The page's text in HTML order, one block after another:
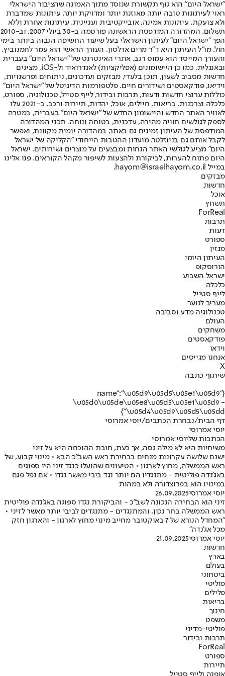
"ישראל היום" הוא גוף תקשורת שנוסד מתוך האמונה שהציבור הישראלי
ראוי לעיתונות טובה יותר, מאוזנת יותר ומדויקת יותר. עיתונות שמדברת
ולא צועקת. עיתונות אמינה, אובייקטיבית ועניינית. עיתונות אחרת וללא
תשלום. המהדורה המודפסת הראשונה פורסמה ב-30 ביולי 2007, וב-2010
הפך "ישראל היום" לעיתון הישראלי בעל שיעור החשיפה הגבוה ביותר בימי
חול. מו"ל העיתון היא ד"ר מרים אדלסון. העורך הראשי הוא עמר לחמנוביץ,
והעורך המייסד הוא עמוס רגב. אתרי האינטרנט של "ישראל היום" בעברית
ובאנגלית, כמו כן היישומונים (אפליקציות) לאנדרואיד ול-iOS, מציגים
חדשות מסביב לשעון, תוכן בלעדי, מבזקים ועדכונים, ניתוחים ופרשנויות,
וידיאו, פודקאסטים ושידורים חיים. פלטפורמות הדיגיטל של "ישראל היום"
כוללות ערוצי חדשות ודעות, תרבות ובידור, לייף סטייל, טכנולוגיה, ספורט,
כלכלה וצרכנות, בריאות, חיילים, אוכל, יהדות, תיירות ורכב. ב-2021 עלו
לאוויר האתר החדש והיישומון החדש של "ישראל היום" בעברית, במטרה
לספק לגולשים חוויה מהירה, עדכנית, בטוחה ונוחה. תכני המהדורה
המודפסת של העיתון זמינים גם באתר, במהדורה יומית מקוונת, ואפשר
לקבל אותם גם בניוזלטר. מועדון ההטבות הייחודי "הקליקה של ישראל
היום" מציע לגולשי האתר הנחות ומבצעים על מוצרים ושירותים. ישראל
היום פתוח להערות, לביקורת ולהצעות לשיפור מקהל הקוראים. פנו אלינו
במייל hayom@israelhayom.co.il.
מבזקים
חדשות
אוכל
תשחץ
ForReal
תרבות
דעות
ספורט
מגזין
העיתון היומי
הורוסקופ
ישראל השבוע
כלכלה
לייף סטייל
מעריב לנוער
טכנולוגיה מדע וסביבה
העולם
משחקים
פודקאסטים
וידאו
אנחנו מגייסים
X
שיתוף כתבה
{"name":"\u05d9\u05d5\u05e1\u05d9
\u05d0\u05de\u05e8\u05d5\u05e1\u05d9 -
\u05d4\u05d9\u05d5\u05dd"}
דף הבית/נבחרת הכתבים/יוסי אמרוסי
יוסי אמרוסי
הכתבות שליוסי אמרוסי
משיחיות היא לא מילה גסה, אך כעת, חובת ההוכחה היא על זיני
ישנם שלושה עקרונות מנחים בבחירת ראש השב"כ הבא • מינוי קבוע, של
ראש הממשלה, מחוץ לארגון • הטיעונים שהועלו כנגד זיני היו ספוגים
באג'נדה פוליטית - מתנגדיו הם יותר נגד ביבי מאשר נגדו • אם נפל פגם
במינויו הוא בפרוצדורה ולא במהות
יוסי אמרוסי26.09.2025
זיני הוא הבחירה הנכונה לשב"כ - והביקורת נגדו ספוגה באג'נדה פוליטית
ראש הממשלה בחר נכון, והמתנגדים - מתנגדים לביבי יותר מאשר לזיני •
"המחדל הנורא של 7 באוקטובר מחייב מינוי מחוץ לארגון - והארגון חזק
מכל אג'נדה"
יוסי אמרוסי21.09.2025
חדשות
בארץ
בעולם
ביטחוני
פוליטי
פלילים
בריאות
חינוך
משפט
פוליטי-מדיני
תרבות ובידור
ForReal
ספורט
תיירות